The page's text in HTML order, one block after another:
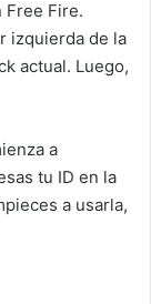
Free Fire.
izquierda de la
actual. Luego,
a
tu ID en la
a usarla,